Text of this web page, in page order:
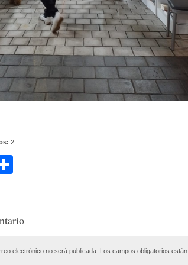
2
p
tir
electrónico no será publicada. Los campos obligatorios están